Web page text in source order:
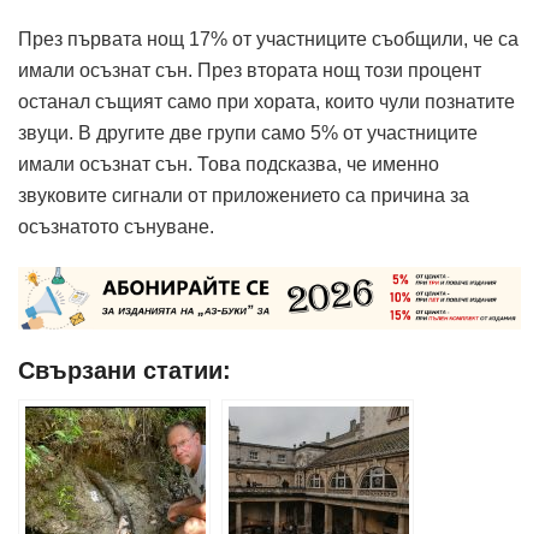
През първата нощ 17% от участниците съобщили, че са
имали осъзнат сън. През втората нощ този процент
останал същият само при хората, които чули познатите
звуци. В другите две групи само 5% от участниците
имали осъзнат сън. Това подсказва, че именно
звуковите сигнали от приложението са причина за
осъзнатото сънуване.
Свързани статии: